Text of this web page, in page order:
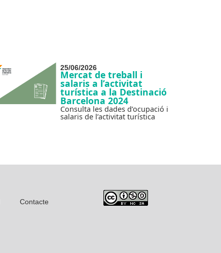
25/06/2026
Mercat de treball i
salaris a l’activitat
turística a la Destinació
Barcelona 2024
Consulta les dades d’ocupació i
salaris de l’activitat turística
Contacte